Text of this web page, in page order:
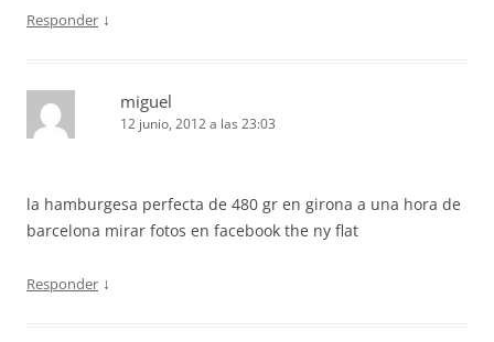
Responder ↓
miguel
12 junio, 2012 a las 23:03
la hamburgesa perfecta de 480 gr en girona a una hora de
barcelona mirar fotos en facebook the ny flat
Responder ↓